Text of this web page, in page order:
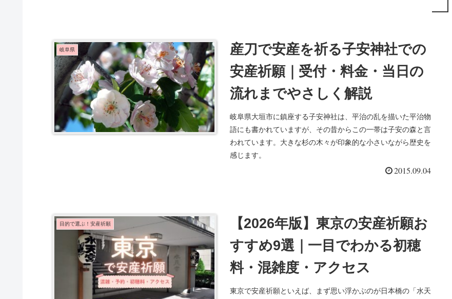
岐阜県
産刀で安産を祈る子安神社での
安産祈願｜受付・料金・当日の
流れまでやさしく解説
岐阜県大垣市に鎮座する子安神社は、平治の乱を描いた平治物
語にも書かれていますが、その昔からこの一帯は子安の森と言
われています。大きな杉の木々が印象的な小さいながら歴史を
感じます。
2015.09.04
目的で選ぶ！安産祈願
【2026年版】東京の安産祈願お
すすめ9選｜一目でわかる初穂
料・混雑度・アクセス
東京で安産祈願といえば、まず思い浮かぶのが日本橋の「水天